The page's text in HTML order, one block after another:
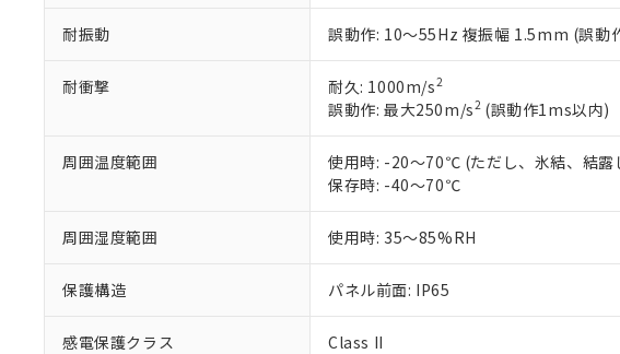
耐振動 誤動作: 10～55Hz 複振幅 1.5mm (誤動
耐衝撃 耐久: 1000m/s2
誤動作: 最大250m/s2(誤動作1ms以内)
周囲温度範囲
使用時: -20～70℃ (ただし、氷結、結露
保存時: -40～70℃
周囲湿度範囲 使用時: 35～85%RH
保護構造 パネル前面: IP65
感電保護クラス Class II
さい。
※当社の共同利用者とは、"個
下記の非含有証明書をダウンロード
EU RoHS指令（10物質）の非含有証
51物質の非含有証明書（当社基準）
※本証明書は発行日時点で非含有を
また、RoHS指令のフタル酸エステ
混在することから備考欄に対応日を
既に当社にて対応品への在庫切替を
り割愛しております。
合